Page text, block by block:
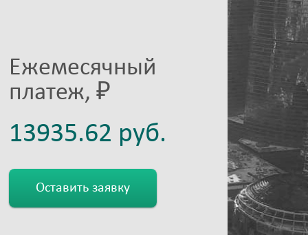
Ежемесячный
платеж, ₽
Оставить заявку